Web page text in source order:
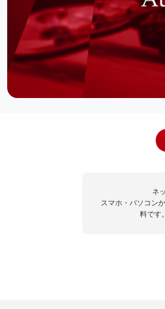
ネ
スマホ・パソコン
料です。